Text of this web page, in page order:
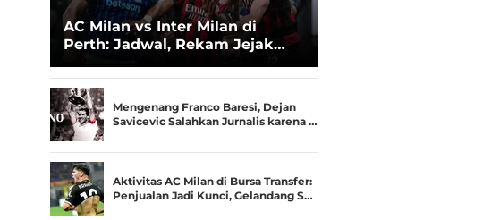
AC Milan vs Inter Milan di
Perth: Jadwal, Rekam Jejak
Mengenang Franco Baresi, Dejan
Savicevic Salahkan Jurnalis karena …
Aktivitas AC Milan di Bursa Transfer:
Penjualan Jadi Kunci, Gelandang S…